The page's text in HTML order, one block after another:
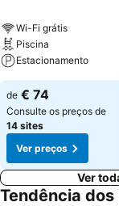
Wi-Fi grátis
Piscina
Estacionamento
de € 74
Consulte os preços de
14 sites
Ver preços
Ver
Tendência